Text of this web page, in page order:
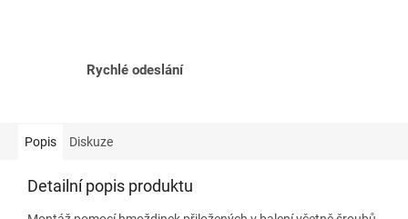
Rychlé odeslání
Popis Diskuze
Detailní popis produktu